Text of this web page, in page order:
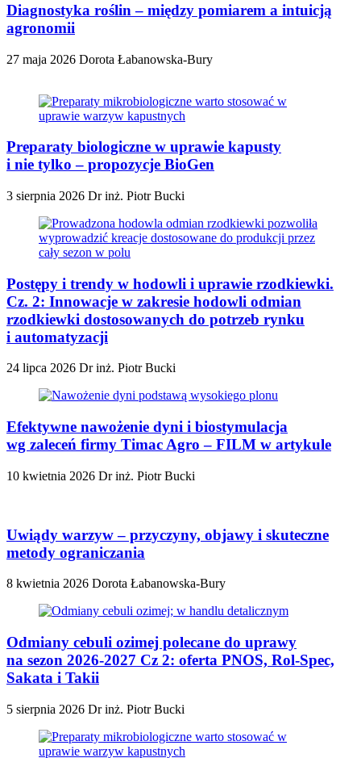
Diagnostyka roślin – między pomiarem a intuicją
agronomii
27 maja 2026 Dorota Łabanowska-Bury
Preparaty biologiczne w uprawie kapusty
i nie tylko – propozycje BioGen
3 sierpnia 2026 Dr inż. Piotr Bucki
Postępy i trendy w hodowli i uprawie rzodkiewki.
Cz. 2: Innowacje w zakresie hodowli odmian
rzodkiewki dostosowanych do potrzeb rynku
i automatyzacji
24 lipca 2026 Dr inż. Piotr Bucki
Efektywne nawożenie dyni i biostymulacja
wg zaleceń firmy Timac Agro – FILM w artykule
10 kwietnia 2026 Dr inż. Piotr Bucki
Uwiądy warzyw – przyczyny, objawy i skuteczne
metody ograniczania
8 kwietnia 2026 Dorota Łabanowska-Bury
Odmiany cebuli ozimej polecane do uprawy
na sezon 2026-2027 Cz 2: oferta PNOS, Rol-Spec,
Sakata i Takii
5 sierpnia 2026 Dr inż. Piotr Bucki